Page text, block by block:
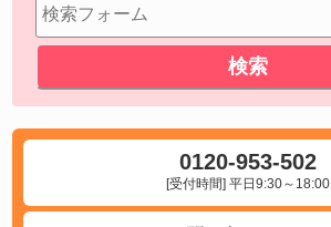
0120-953-502
[受付時間] 平日9:30～18:00